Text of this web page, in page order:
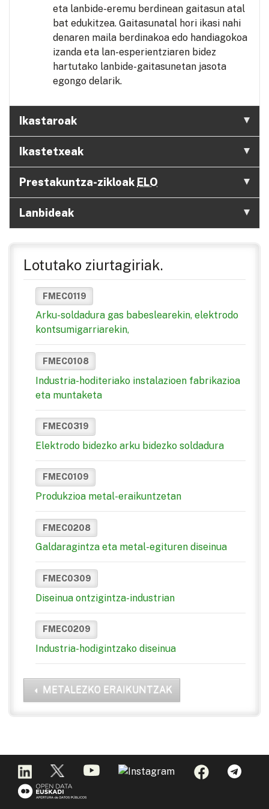
eta lanbide-eremu berdinean gaitasun atal
bat edukitzea. Gaitasunatal hori ikasi nahi
denaren maila berdinakoa edo handiagokoa
izanda eta lan-esperientziaren bidez
hartutako lanbide-gaitasunetan jasota
egongo delarik.
Ikastaroak
Ikastetxeak
Prestakuntza-zikloak ELO
Lanbideak
Lotutako ziurtagiriak.
FMEC0119
Arku-soldadura gas babeslearekin, elektrodo
kontsumigarriarekin,
FMEC0108
Industria-hoditeriako instalazioen fabrikazioa
eta muntaketa
FMEC0319
Elektrodo bidezko arku bidezko soldadura
FMEC0109
Produkzioa metal-eraikuntzetan
FMEC0208
Galdaragintza eta metal-egituren diseinua
FMEC0309
Diseinua ontzigintza-industrian
FMEC0209
Industria-hodigintzako diseinua
METALEZKO ERAIKUNTZAK